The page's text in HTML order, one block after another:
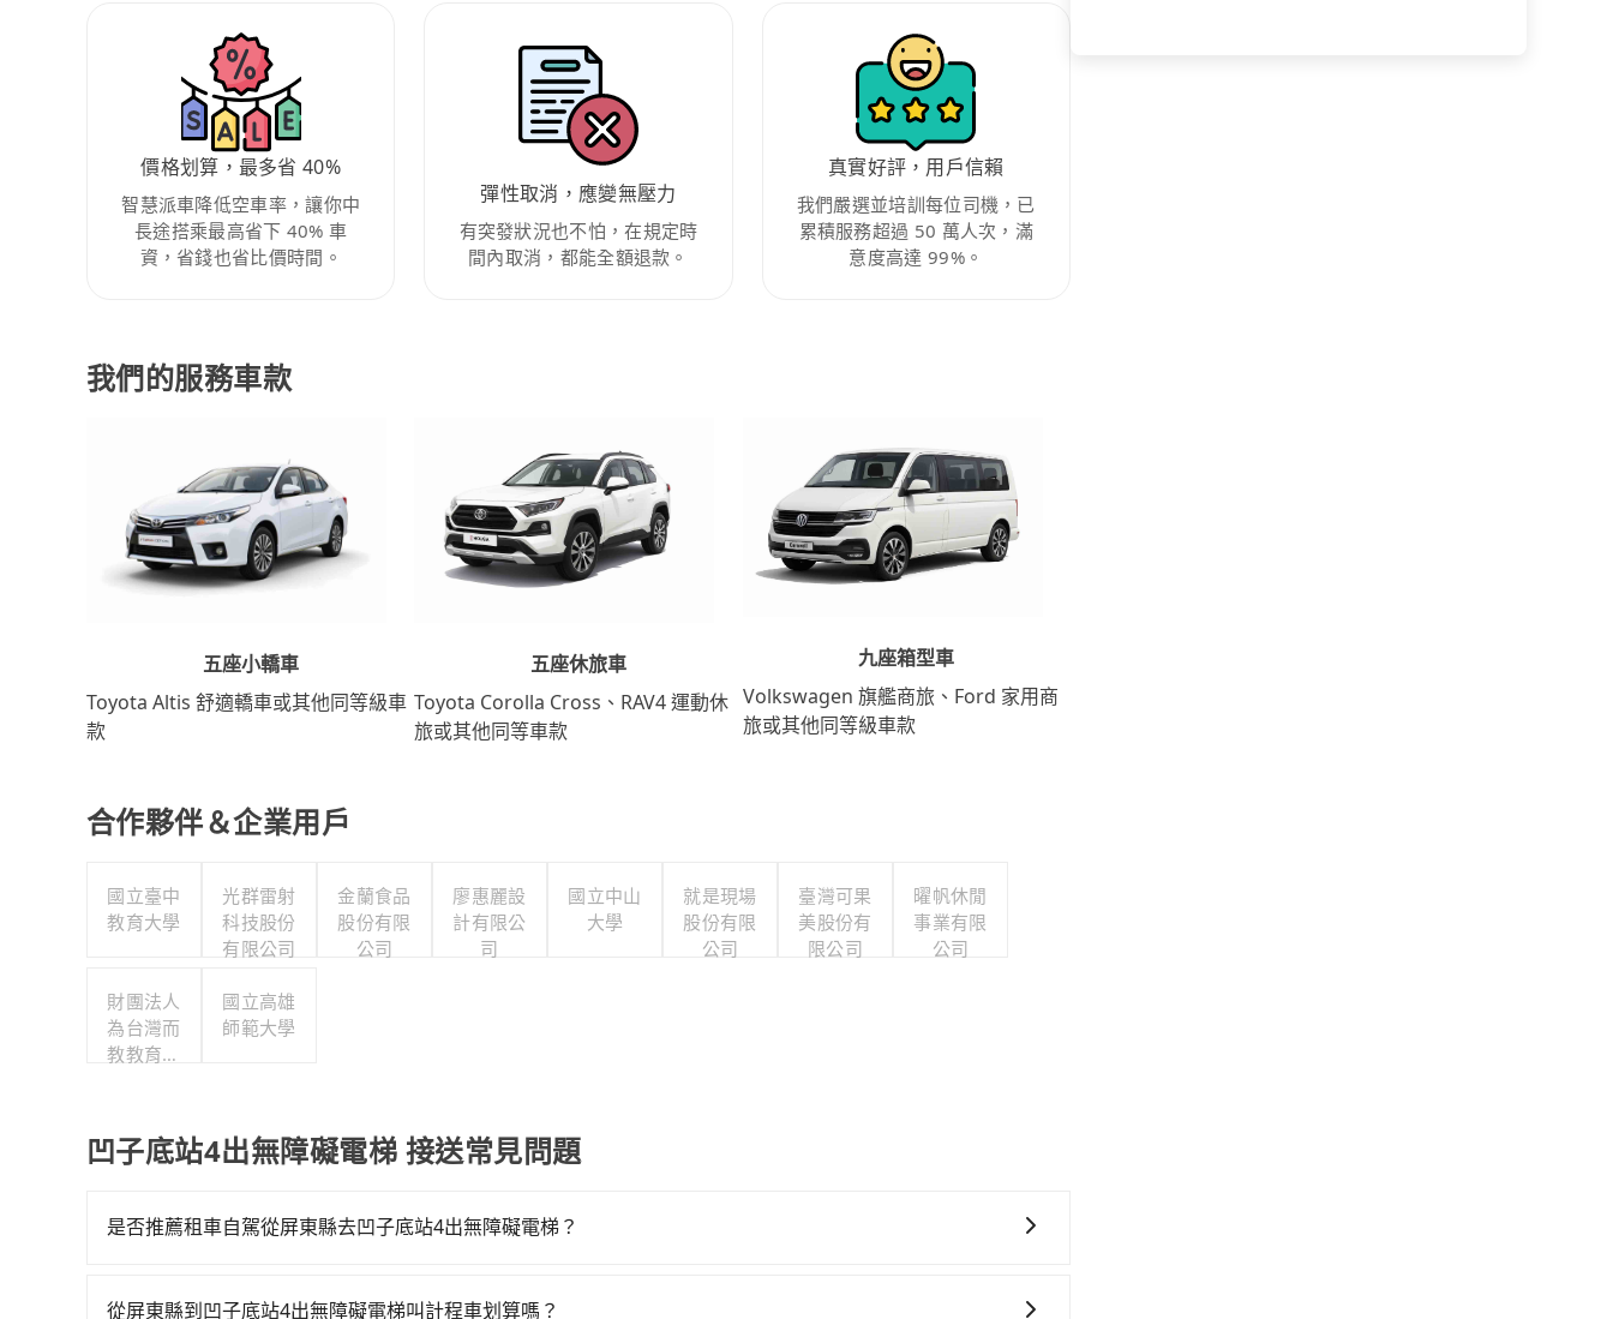
價格划算，最多省 40%
智慧派車降低空車率，讓你中
長途搭乘最高省下 40% 車
資，省錢也省比價時間。
彈性取消，應變無壓力
有突發狀況也不怕，在規定時
間內取消，都能全額退款。
真實好評，用戶信賴
我們嚴選並培訓每位司機，已
累積服務超過 50 萬人次，滿
意度高達 99%。
我們的服務車款
五座小轎車
Toyota Altis 舒適轎車或其他同等級車
款
五座休旅車
Toyota Corolla Cross、RAV4 運動休
旅或其他同等車款
九座箱型車
Volkswagen 旗艦商旅、Ford 家用商
旅或其他同等級車款
合作夥伴＆企業用戶
國立臺中
教育大學
光群雷射
科技股份
有限公司
金蘭食品
股份有限
公司
廖惠麗設
計有限公
司
國立中山
大學
就是現場
股份有限
公司
臺灣可果
美股份有
限公司
曜帆休閒
事業有限
公司
財團法人
為台灣而
教教育基
國立高雄
師範大學
凹子底站4出無障礙電梯 接送常見問題
是否推薦租車自駕從屏東縣去凹子底站4出無障礙電梯？
邊可隨租隨借的iRent應該是你最便宜選擇。註冊完iRent的app後，可以每小時$115~205承租小轎車，每公里
從屏東縣到凹子底站4出無障礙電梯叫計程車划算嗎？